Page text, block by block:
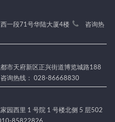
西一段71号华陆大厦4楼
咨询热
市天府新区正兴街道博览城路188
咨询热线： 028-86668830
园西里 1 号院 1 号楼北侧 5 层502